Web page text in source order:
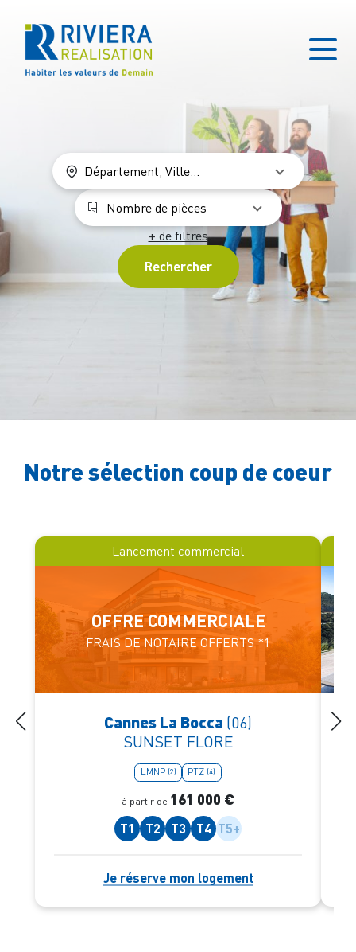
Département, Ville...
Nombre de pièces
+ de filtres
Notre sélection coup de coeur
Lancement commercial
OFFRE COMMERCIALE
FRAIS DE NOTAIRE OFFERTS *1
Cannes La Bocca (06)
SUNSET FLORE
LMNP (2) PTZ (4)
à partir de 161 000 €
T1 T2 T3 T4 T5+
Je réserve mon logement